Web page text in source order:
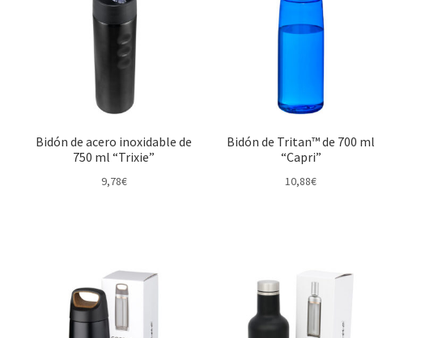
Bidón de acero inoxidable de
750 ml “Trixie”
9,78€
Bidón de Tritan™ de 700 ml
“Capri”
10,88€